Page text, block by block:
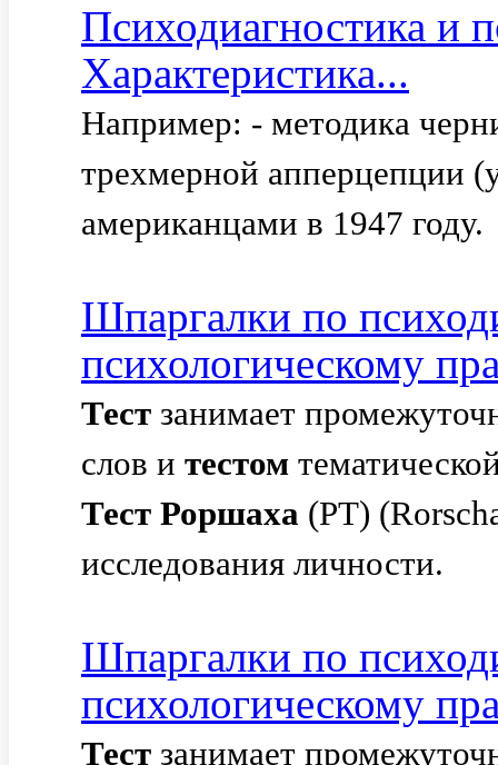
Психодиагностика и
Характеристика...
Например: - методика
трехмерной апперцепции
американцами в 1947 году.
Шпаргалки по
психологическому
Тест занимает
слов и тестом
Тест Роршаха (РТ)
исследования личности.
Шпаргалки по
психологическому
Тест занимает